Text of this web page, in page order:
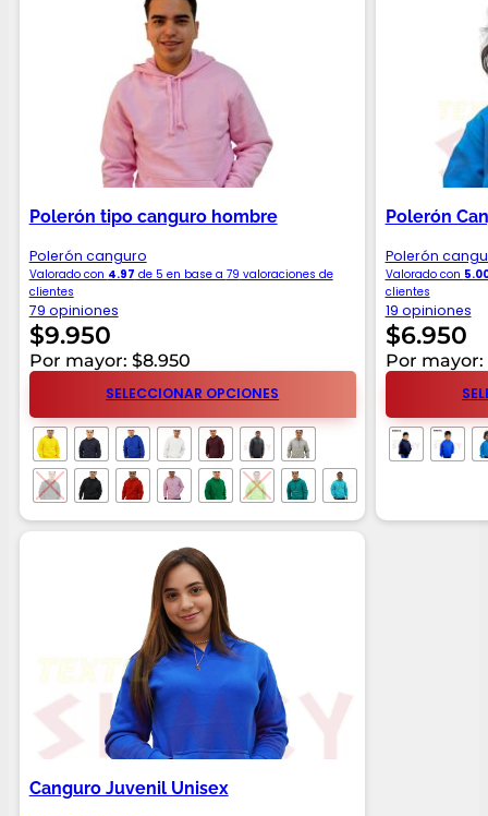
Polerón tipo canguro hombre
Polerón canguro
Valorado con 4.97 de 5 en base a 79 valoraciones de
clientes
79 opiniones
$9.950
Por mayor: $8.950
SELECCIONAR OPCIONES
Polerón
Polerón
Valorado con
clientes
19 opiniones
$6.950
Por mayor:
Canguro Juvenil Unisex